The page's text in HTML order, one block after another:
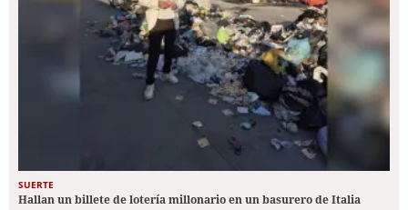
SUERTE
Hallan un billete de lotería millonario en un basurero de Italia